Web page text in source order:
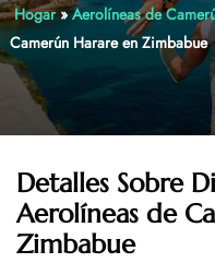
Hogar»Aerolíneas de
Camerún Harare en Zimbabue
Detalles Sobre
Aerolíneas de
Zimbabue